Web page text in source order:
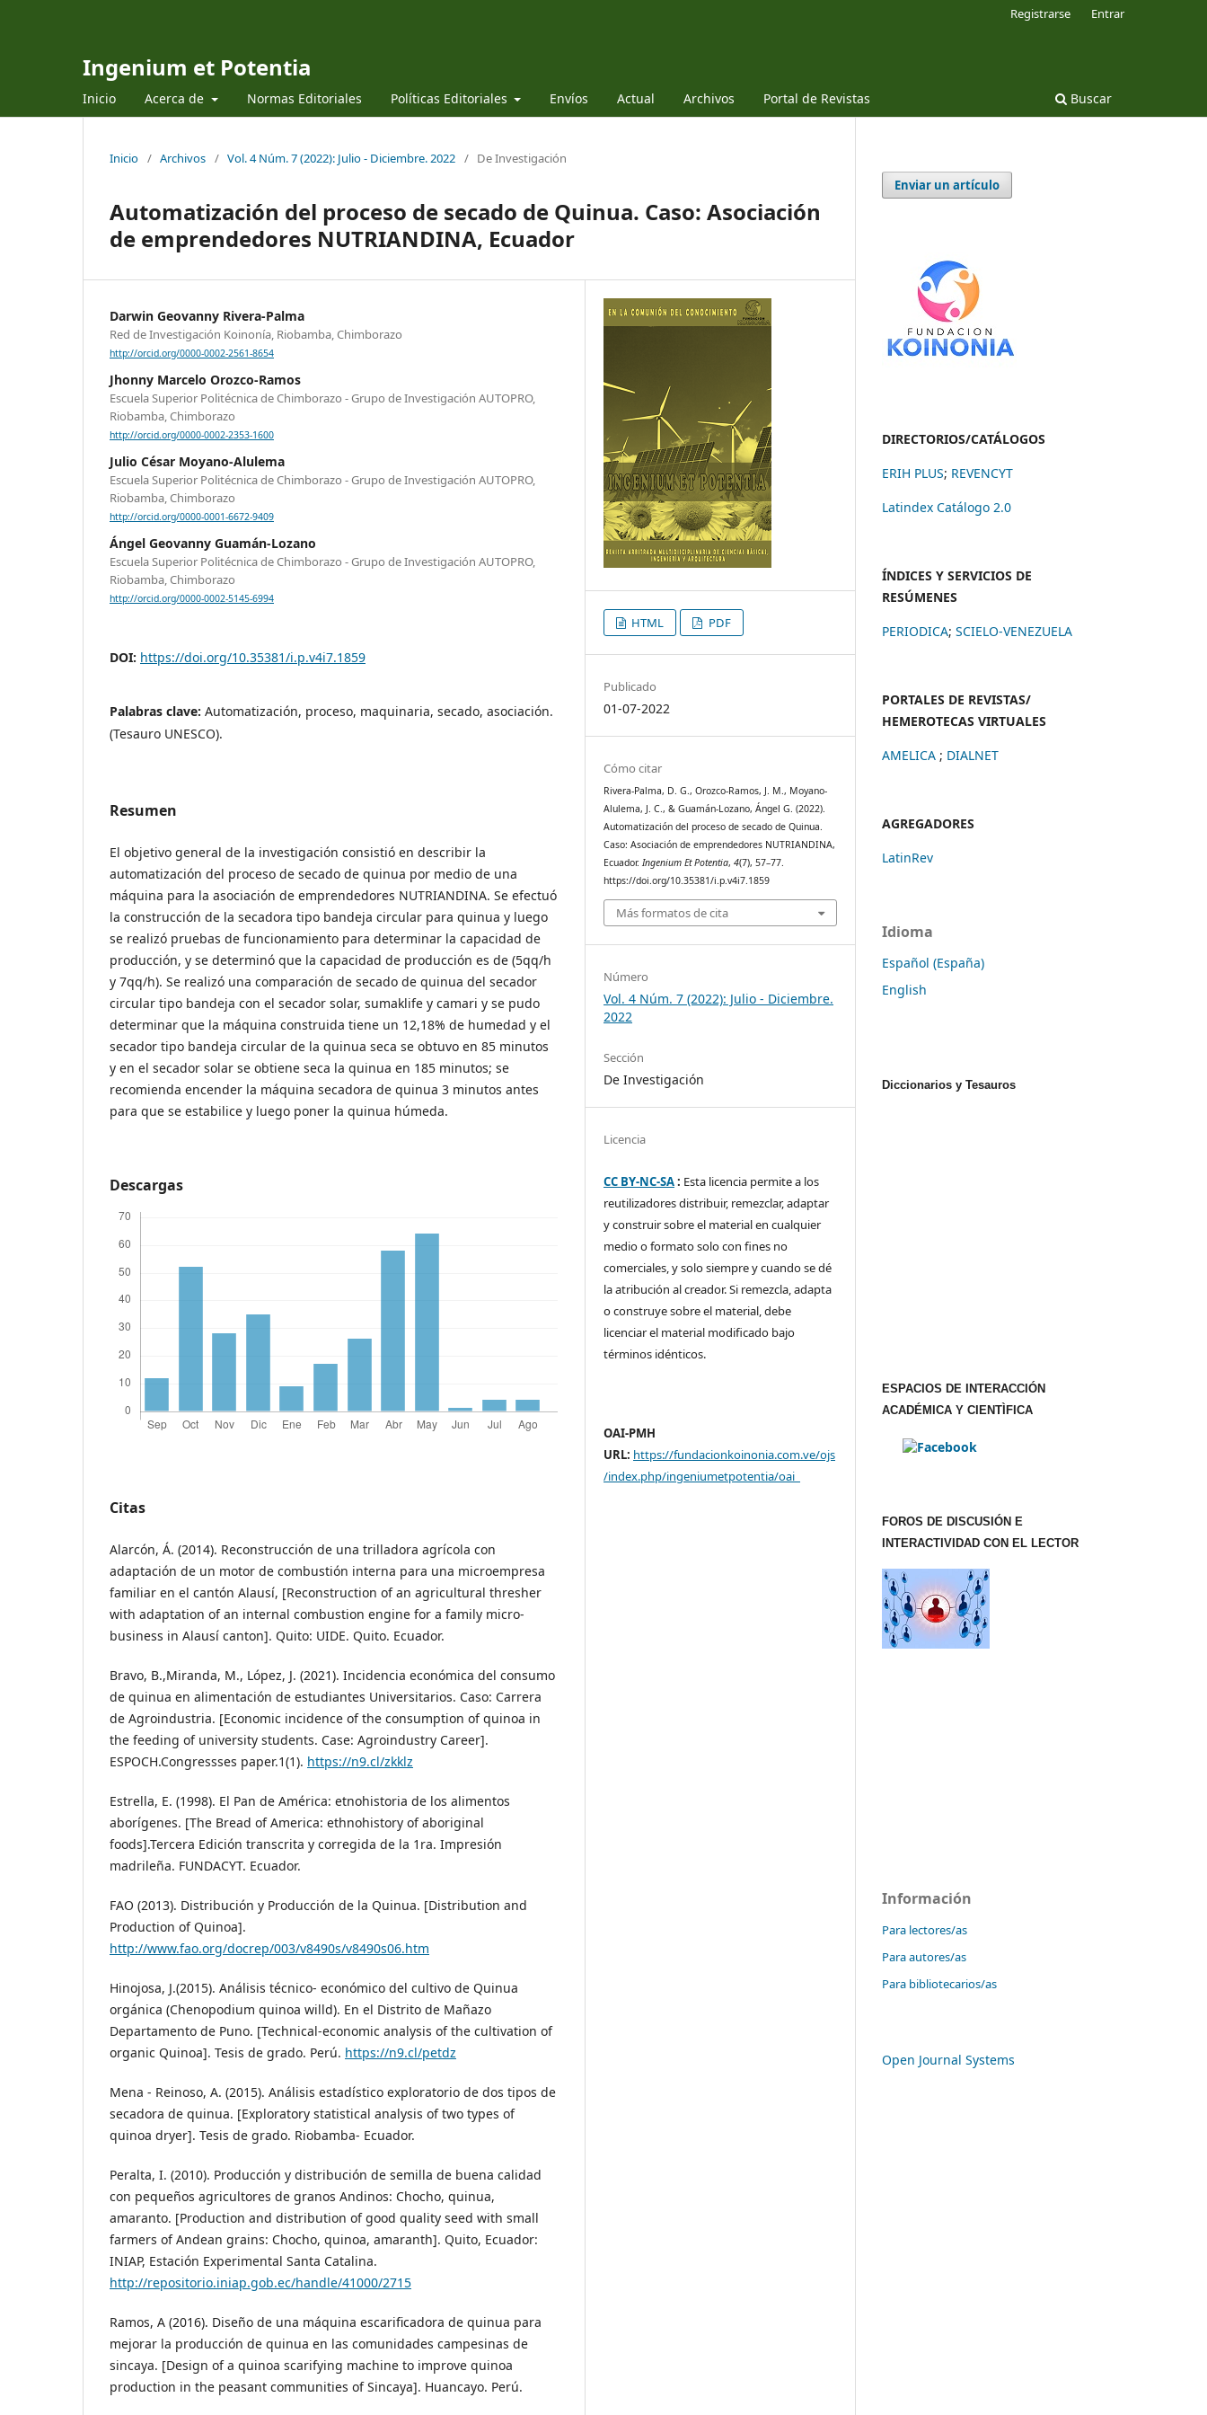
Ingenium et Potentia
Inicio Acerca de Normas Editoriales Políticas Editoriales Envíos Actual Archivos Portal de Revistas Buscar
Registrarse Entrar
Inicio / Archivos / Vol. 4 Núm. 7 (2022): Julio - Diciembre. 2022 / De Investigación
Automatización del proceso de secado de Quinua. Caso: Asociación
de emprendedores NUTRIANDINA, Ecuador
Darwin Geovanny Rivera-Palma
Red de Investigación Koinonía, Riobamba, Chimborazo
http://orcid.org/0000-0002-2561-8654
Jhonny Marcelo Orozco-Ramos
Escuela Superior Politécnica de Chimborazo - Grupo de Investigación AUTOPRO,
Riobamba, Chimborazo
http://orcid.org/0000-0002-2353-1600
Julio César Moyano-Alulema
Escuela Superior Politécnica de Chimborazo - Grupo de Investigación AUTOPRO,
Riobamba, Chimborazo
http://orcid.org/0000-0001-6672-9409
Ángel Geovanny Guamán-Lozano
Escuela Superior Politécnica de Chimborazo - Grupo de Investigación AUTOPRO,
Riobamba, Chimborazo
http://orcid.org/0000-0002-5145-6994
DOI: https://doi.org/10.35381/i.p.v4i7.1859
Palabras clave: Automatización, proceso, maquinaria, secado, asociación.
(Tesauro UNESCO).
Resumen
El objetivo general de la investigación consistió en describir la
automatización del proceso de secado de quinua por medio de una
máquina para la asociación de emprendedores NUTRIANDINA. Se efectuó
la construcción de la secadora tipo bandeja circular para quinua y luego
se realizó pruebas de funcionamiento para determinar la capacidad de
producción, y se determinó que la capacidad de producción es de (5qq/h
y 7qq/h). Se realizó una comparación de secado de quinua del secador
circular tipo bandeja con el secador solar, sumaklife y camari y se pudo
determinar que la máquina construida tiene un 12,18% de humedad y el
secador tipo bandeja circular de la quinua seca se obtuvo en 85 minutos
y en el secador solar se obtiene seca la quinua en 185 minutos; se
recomienda encender la máquina secadora de quinua 3 minutos antes
para que se estabilice y luego poner la quinua húmeda.
Descargas
Citas
Alarcón, Á. (2014). Reconstrucción de una trilladora agrícola con
adaptación de un motor de combustión interna para una microempresa
familiar en el cantón Alausí, [Reconstruction of an agricultural thresher
with adaptation of an internal combustion engine for a family micro-
business in Alausí canton]. Quito: UIDE. Quito. Ecuador.
Bravo, B.,Miranda, M., López, J. (2021). Incidencia económica del consumo
de quinua en alimentación de estudiantes Universitarios. Caso: Carrera
de Agroindustria. [Economic incidence of the consumption of quinoa in
the feeding of university students. Case: Agroindustry Career].
ESPOCH.Congressses paper.1(1). https://n9.cl/zkklz
Estrella, E. (1998). El Pan de América: etnohistoria de los alimentos
aborígenes. [The Bread of America: ethnohistory of aboriginal
foods].Tercera Edición transcrita y corregida de la 1ra. Impresión
madrileña. FUNDACYT. Ecuador.
FAO (2013). Distribución y Producción de la Quinua. [Distribution and
Production of Quinoa].
http://www.fao.org/docrep/003/v8490s/v8490s06.htm
Hinojosa, J.(2015). Análisis técnico- económico del cultivo de Quinua
orgánica (Chenopodium quinoa willd). En el Distrito de Mañazo
Departamento de Puno. [Technical-economic analysis of the cultivation of
organic Quinoa]. Tesis de grado. Perú. https://n9.cl/petdz
Mena - Reinoso, A. (2015). Análisis estadístico exploratorio de dos tipos de
secadora de quinua. [Exploratory statistical analysis of two types of
quinoa dryer]. Tesis de grado. Riobamba- Ecuador.
Peralta, I. (2010). Producción y distribución de semilla de buena calidad
con pequeños agricultores de granos Andinos: Chocho, quinua,
amaranto. [Production and distribution of good quality seed with small
farmers of Andean grains: Chocho, quinoa, amaranth]. Quito, Ecuador:
INIAP, Estación Experimental Santa Catalina.
http://repositorio.iniap.gob.ec/handle/41000/2715
Ramos, A (2016). Diseño de una máquina escarificadora de quinua para
mejorar la producción de quinua en las comunidades campesinas de
sincaya. [Design of a quinoa scarifying machine to improve quinoa
production in the peasant communities of Sincaya]. Huancayo. Perú.
HTML PDF
Publicado
01-07-2022
Cómo citar
Rivera-Palma, D. G., Orozco-Ramos, J. M., Moyano-
Alulema, J. C., & Guamán-Lozano, Ángel G. (2022).
Automatización del proceso de secado de Quinua.
Caso: Asociación de emprendedores NUTRIANDINA,
Ecuador.Ingenium Et Potentia,4(7), 57–77.
https://doi.org/10.35381/i.p.v4i7.1859
Más formatos de cita
Número
Vol. 4 Núm. 7 (2022): Julio - Diciembre.
2022
Sección
De Investigación
Licencia
CC BY-NC-SA: Esta licencia permite a los
reutilizadores distribuir, remezclar, adaptar
y construir sobre el material en cualquier
medio o formato solo con fines no
comerciales, y solo siempre y cuando se dé
la atribución al creador. Si remezcla, adapta
o construye sobre el material, debe
licenciar el material modificado bajo
términos idénticos.
OAI-PMH
URL: https://fundacionkoinonia.com.ve/ojs
/index.php/ingeniumetpotentia/oai
Enviar un artículo
DIRECTORIOS/CATÁLOGOS
ERIH PLUS; REVENCYT
Latindex Catálogo 2.0
ÍNDICES Y SERVICIOS DE
RESÚMENES
PERIODICA; SCIELO-VENEZUELA
PORTALES DE REVISTAS/
HEMEROTECAS VIRTUALES
AMELICA ; DIALNET
AGREGADORES
LatinRev
Idioma
Español (España)
English
Diccionarios y Tesauros
ESPACIOS DE INTERACCIÓN
ACADÉMICA Y CIENTÌFICA
FOROS DE DISCUSIÓN E
INTERACTIVIDAD CON EL LECTOR
Información
Para lectores/as
Para autores/as
Para bibliotecarios/as
Open Journal Systems